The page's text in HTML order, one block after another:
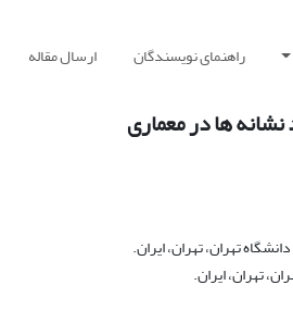
راهنمای نویسندگان ارسال مقاله
ها در معماری
تهران، تهران، ایران.
تهران، ایران.